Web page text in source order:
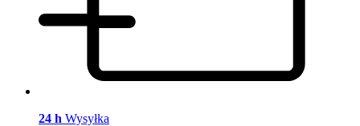
24 h Wysyłka